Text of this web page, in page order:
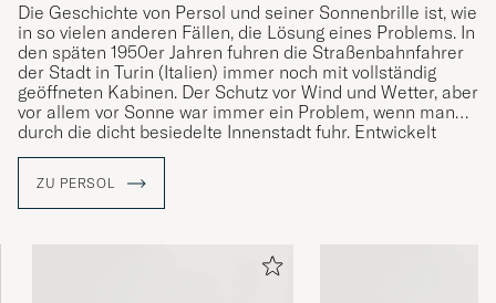
Die Geschichte von Persol und seiner Sonnenbrille ist, wie
in so vielen anderen Fällen, die Lösung eines Problems. In
den späten 1950er Jahren fuhren die Straßenbahnfahrer
der Stadt in Turin (Italien) immer noch mit vollständig
geöffneten Kabinen. Der Schutz vor Wind und Wetter, aber
vor allem vor Sonne war immer ein Problem, wenn man
durch die dicht besiedelte Innenstadt fuhr. Entwickelt
wurde die Sonnenbrille PO 649, ein Modell, das das
Klassiker unter den Sonnenbrillen geworden ist.
ZU PERSOL